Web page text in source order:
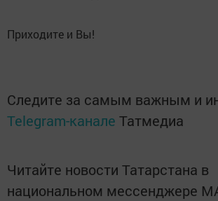
Приходите и Вы!
Следите за самым важным и
Telegram-канале Татмедиа
Читайте новости Татарстана в
национальном мессенджере